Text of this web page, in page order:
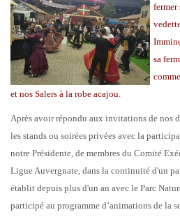
fermer
sa
et nos Salers à la robe acajou.
Après avoir répondu aux invitations de nos
les stands ou soirées privées avec la
notre Présidente, de membres du Comité
Ligue Auvergnate, dans la continuité d'un
établit depuis plus d'un an avec le Parc
participé au programme d’animations de la